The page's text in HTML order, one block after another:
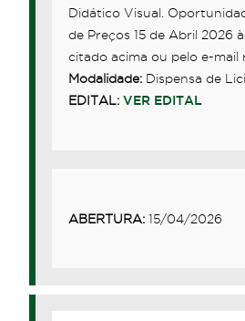
Didático Visual.
de Preços 15 de Abril 2026
citado acima ou pelo e-mail
Modalidade:Dispensa de
EDITAL: VER EDITAL
ABERTURA:15/04/2026